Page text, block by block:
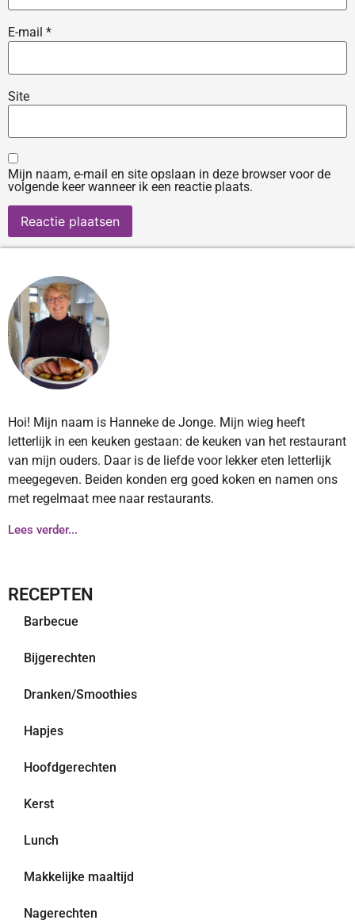
E-mail *
Site
Mijn naam, e-mail en site opslaan in deze browser voor de
volgende keer wanneer ik een reactie plaats.
Hoi! Mijn naam is Hanneke de Jonge. Mijn wieg heeft
letterlijk in een keuken gestaan: de keuken van het restaurant
van mijn ouders. Daar is de liefde voor lekker eten letterlijk
meegegeven. Beiden konden erg goed koken en namen ons
met regelmaat mee naar restaurants.
Lees verder...
RECEPTEN
Barbecue
Bijgerechten
Dranken/Smoothies
Hapjes
Hoofdgerechten
Kerst
Lunch
Makkelijke maaltijd
Nagerechten